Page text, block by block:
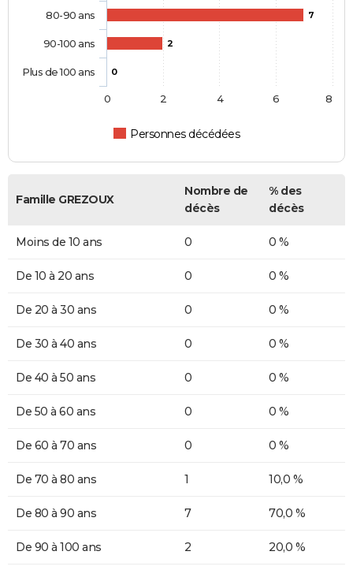
7
2
0
Personnes décédées
80-90 ans
90-100 ans
Plus de 100 ans
0 2 4 6 8
Famille GREZOUX
Nombre de
décès
% des
décès
Moins de 10 ans 0 0 %
De 10 à 20 ans 0 0 %
De 20 à 30 ans 0 0 %
De 30 à 40 ans 0 0 %
De 40 à 50 ans 0 0 %
De 50 à 60 ans 0 0 %
De 60 à 70 ans 0 0 %
De 70 à 80 ans 1 10,0 %
De 80 à 90 ans 7 70,0 %
De 90 à 100 ans 2 20,0 %